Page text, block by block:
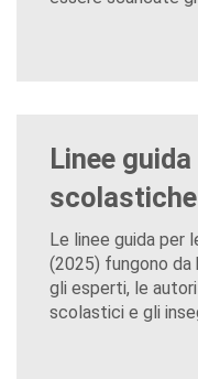
Linee
Le linee guida per
(2025) fungono
gli esperti, le
scolastici e gli